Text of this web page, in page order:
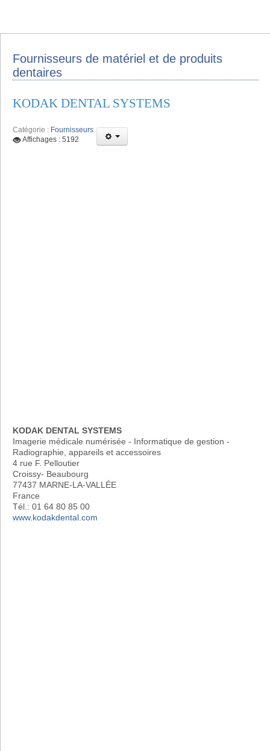
Fournisseurs de matériel et de produits
dentaires
KODAK DENTAL SYSTEMS
Catégorie : Fournisseurs
Affichages : 5192
KODAK DENTAL SYSTEMS
Imagerie médicale numérisée - Informatique de gestion -
Radiographie, appareils et accessoires
4 rue F. Pelloutier
Croissy- Beaubourg
77437 MARNE-LA-VALLÉE
France
Tél.: 01 64 80 85 00
www.kodakdental.com